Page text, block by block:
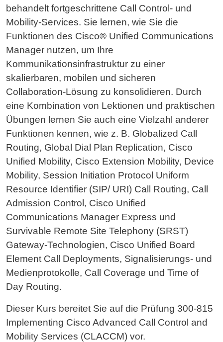
behandelt fortgeschrittene Call Control- und
Mobility-Services. Sie lernen, wie Sie die
Funktionen des Cisco® Unified Communications
Manager nutzen, um Ihre
Kommunikationsinfrastruktur zu einer
skalierbaren, mobilen und sicheren
Collaboration-Lösung zu konsolidieren. Durch
eine Kombination von Lektionen und praktischen
Übungen lernen Sie auch eine Vielzahl anderer
Funktionen kennen, wie z. B. Globalized Call
Routing, Global Dial Plan Replication, Cisco
Unified Mobility, Cisco Extension Mobility, Device
Mobility, Session Initiation Protocol Uniform
Resource Identifier (SIP/ URI) Call Routing, Call
Admission Control, Cisco Unified
Communications Manager Express und
Survivable Remote Site Telephony (SRST)
Gateway-Technologien, Cisco Unified Board
Element Call Deployments, Signalisierungs- und
Medienprotokolle, Call Coverage und Time of
Day Routing.
Dieser Kurs bereitet Sie auf die Prüfung 300-815
Implementing Cisco Advanced Call Control and
Mobility Services (CLACCM) vor.